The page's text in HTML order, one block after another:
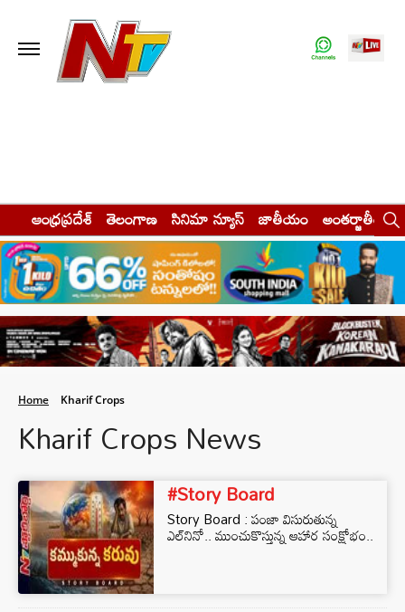
ఆంధ్రప్రదేశ్ తెలంగాణ సినిమా న్యూస్ జాతీయం అంతర్జాతీయం
Home Kharif Crops
Kharif Crops News
#Story Board
Story Board : పంజా విసురుతున్న
ఎల్⁪నినో.. ముంచుకొస్తున్న ఆహార సంక్షోభం..